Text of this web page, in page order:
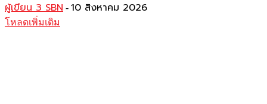
ผู้เขียน 3 SBN - 10 สิงหาคม 2026
โหลดเพิ่มเติม